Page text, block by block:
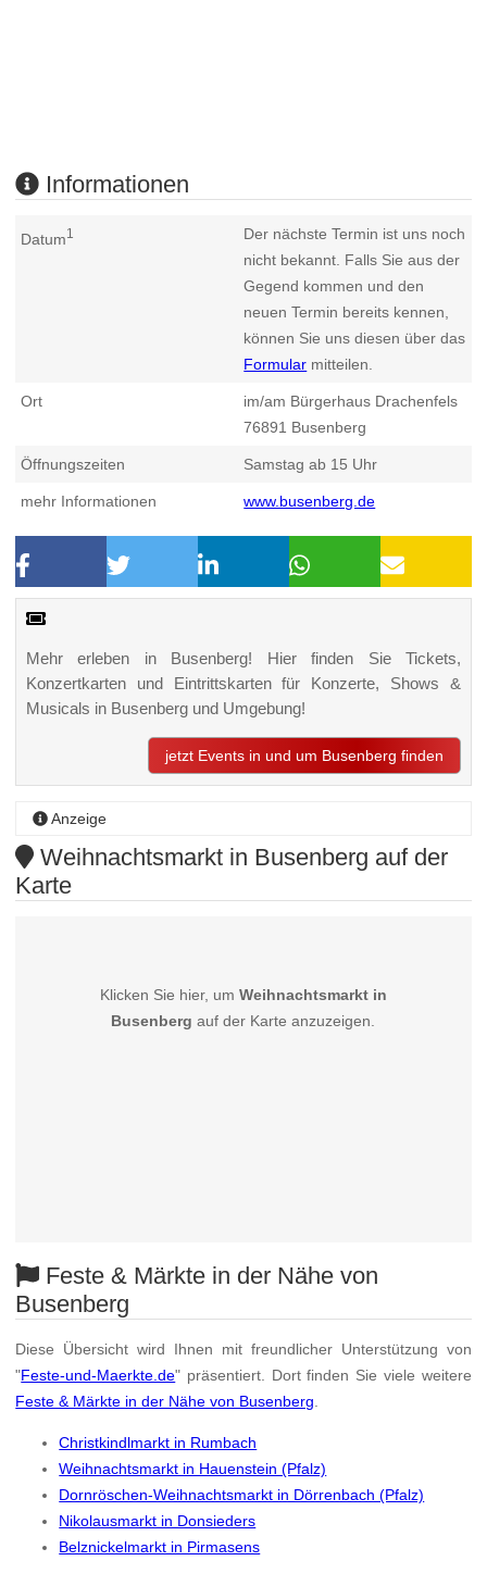
Informationen
Datum1
Der nächste Termin ist uns noch
nicht bekannt. Falls Sie aus der
Gegend kommen und den
neuen Termin bereits kennen,
können Sie uns diesen über das
Formular mitteilen.
Ort
im/am Bürgerhaus Drachenfels
76891 Busenberg
Öffnungszeiten Samstag ab 15 Uhr
mehr Informationen www.busenberg.de
Mehr erleben in Busenberg! Hier finden Sie Tickets,
Konzertkarten und Eintrittskarten für Konzerte, Shows &
Musicals in Busenberg und Umgebung!
jetzt Events in und um Busenberg finden
Anzeige
Weihnachtsmarkt in Busenberg auf der
Karte
Klicken Sie hier, um Weihnachtsmarkt in
Busenberg auf der Karte anzuzeigen.
Feste & Märkte in der Nähe von
Busenberg
Diese Übersicht wird Ihnen mit freundlicher Unterstützung von
"Feste-und-Maerkte.de" präsentiert. Dort finden Sie viele weitere
Feste & Märkte in der Nähe von Busenberg
Christkindlmarkt in Rumbach
Weihnachtsmarkt in Hauenstein (Pfalz)
Dornröschen-Weihnachtsmarkt in Dörrenbach (Pfalz)
Nikolausmarkt in Donsieders
Belznickelmarkt in Pirmasens